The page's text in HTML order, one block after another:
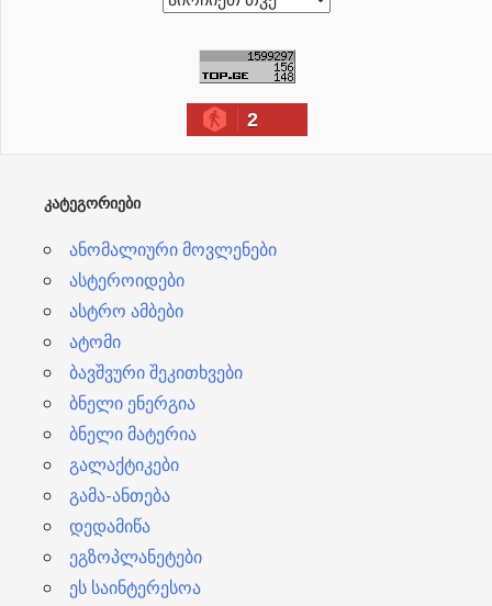
2
ᲙᲐᲢᲔᲒᲝᲠᲘᲔᲑᲘ
ანომალიური მოვლენები
ასტეროიდები
ასტრო ამბები
ატომი
ბავშვური შეკითხვები
ბნელი ენერგია
ბნელი მატერია
გალაქტიკები
გამა-ანთება
დედამიწა
ეგზოპლანეტები
ეს საინტერესოა